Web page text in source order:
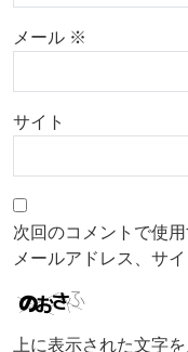
メール ※
サイト
次回のコメントで使
メールアドレス、サイ
上に表示された文字を